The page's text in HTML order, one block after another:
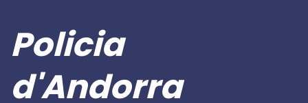
Policia
d'Andorra